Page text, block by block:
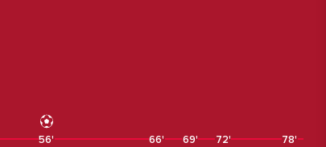
56'
56' 66' 69' 72' 78'